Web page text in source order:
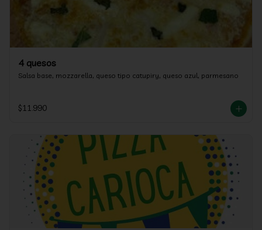
4 quesos
Salsa base, mozzarella, queso tipo catupiry, queso azul, parmesano
$11.990